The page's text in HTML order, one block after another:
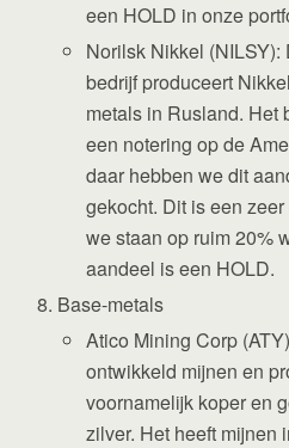
een HOLD in onze
Norilsk Nikkel (NILSY):
bedrijf produceert
metals in Rusland. Het
een notering op de
daar hebben we dit
gekocht. Dit is een
we staan op ruim 20%
aandeel is een HOLD.
Base-metals
Atico Mining Corp
ontwikkeld mijnen en
voornamelijk koper en
zilver. Het heeft mijnen